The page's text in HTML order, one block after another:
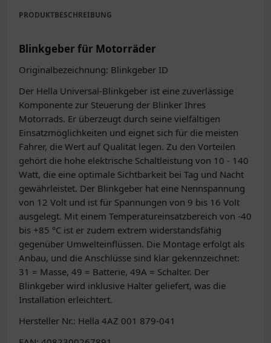
PRODUKTBESCHREIBUNG
Blinkgeber für Motorräder
Originalbezeichnung: Blinkgeber ID
Der Hella Universal-Blinkgeber ist eine zuverlässige
Komponente zur Steuerung der Blinker Ihres
Motorrads. Er überzeugt durch seine vielfältigen
Einsatzmöglichkeiten und eignet sich für die meisten
Fahrer, die Wert auf Qualität legen. Zu den Vorteilen
gehört die hohe elektrische Schaltleistung von 10 - 140
Watt, die eine optimale Sichtbarkeit bei Tag und Nacht
gewährleistet. Der Blinkgeber hat eine Nennspannung
von 12 Volt und ist für Spannungen von 9 bis 16 Volt
ausgelegt. Mit einem Temperatureinsatzbereich von -40
bis +85 °C ist er zudem extrem widerstandsfähig
gegenüber Umwelteinflüssen. Die Montage erfolgt als
Anbau, und die Anschlüsse sind klar gekennzeichnet:
31 = Masse, 49 = Batterie, 49A = Schalter. Der
Blinkgeber wird inklusive Halter geliefert, was die
Installation erleichtert.
Hersteller Nr.: Hella 4AZ 001 879-041